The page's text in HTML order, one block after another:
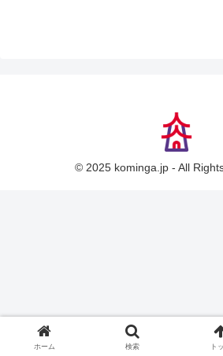
© 2025 kominga.jp - All
ホーム 検索 ト